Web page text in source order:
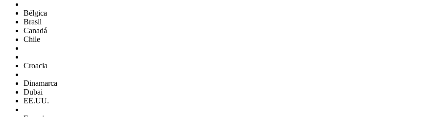
Bélgica
Brasil
Canadá
Chile
Croacia
Dinamarca
Dubai
EE.UU.